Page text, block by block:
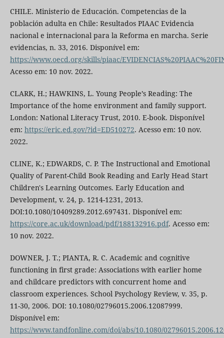
CHILE. Ministerio de Educación. Competencias de la
población adulta en Chile: Resultados PIAAC Evidencia
nacional e internacional para la Reforma en marcha. Serie
evidencias, n. 33, 2016. Disponível em:
https://www.oecd.org/skills/piaac/
Acesso em: 10 nov. 2022.
CLARK, H.; HAWKINS, L. Young People’s Reading: The
Importance of the home environment and family support.
London: National Literacy Trust, 2010. E-book. Disponível
em: https://eric.ed.gov/?id=ED510272. Acesso em: 10 nov.
2022.
CLINE, K.; EDWARDS, C. P. The Instructional and Emotional
Quality of Parent-Child Book Reading and Early Head Start
Children's Learning Outcomes. Early Education and
Development, v. 24, p. 1214-1231, 2013.
DOI:10.1080/10409289.2012.697431. Disponível em:
https://core.ac.uk/download/pdf/188132916.pdf. Acesso em:
10 nov. 2022.
DOWNER, J. T.; PIANTA, R. C. Academic and cognitive
functioning in first grade: Associations with earlier home
and childcare predictors with concurrent home and
classroom experiences. School Psychology Review, v. 35, p.
11-30, 2006. DOI: 10.1080/02796015.2006.12087999.
Disponível em:
https://www.tandfonline.com/doi/abs/10.1080/